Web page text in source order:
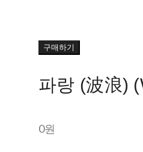
구매하기
파랑 (波浪)
0원